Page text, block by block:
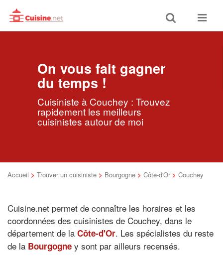
Toggle
search
Toggle
On vous fait gagner
du temps !
Cuisiniste à Couchey : Trouvez
rapidement les meilleurs
cuisinistes autour de moi
Accueil > Trouver un cuisiniste > Bourgogne > Côte-d'Or > Couchey
Cuisine.net permet de connaître les horaires et les
coordonnées des cuisinistes de Couchey, dans le
département de la Côte-d'Or. Les spécialistes du reste
de la Bourgogne y sont par ailleurs recensés.